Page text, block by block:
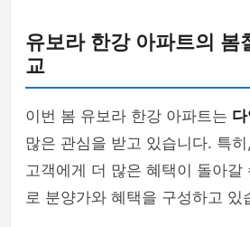
유보라 한강 아파트의 봄
교
이번 봄 유보라 한강 아파트는
많은 관심을 받고 있습니다. 특
고객에게 더 많은 혜택이 돌아갈
로 분양가와 혜택을 구성하고 있